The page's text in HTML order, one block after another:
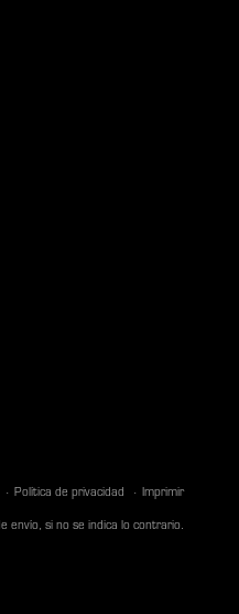
Política de privacidad Imprimir
envío, si no se indica lo contrario.